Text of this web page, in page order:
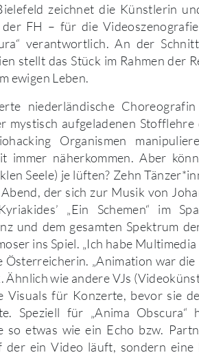
zeichnet die Künstlerin
der FH – für die
verantwortlich. An der
stellt das Stück im Rahmen der
ewigen Leben.
niederländische
mystisch aufgeladenen
Organismen
immer näherkommen. Aber
Seele) je lüften? Zehn
der sich zur Musik von
„Ein Schemen“ im
und dem gesamten Spektrum
ins Spiel. „Ich habe
Österreicherin. „Animation war
Ähnlich wie andere VJs
Visuals für Konzerte, bevor sie
Speziell für „Anima Obscura“
so etwas wie ein Echo bzw.
der ein Video läuft, sondern eine